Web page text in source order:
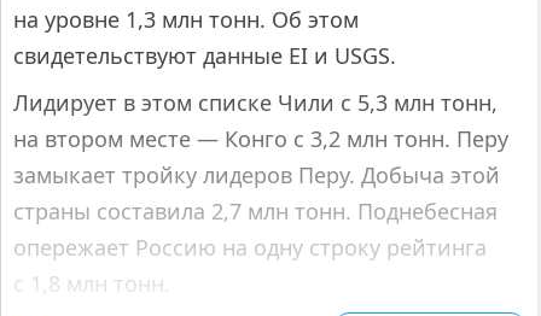
на уровне 1,3 млн тонн. Об этом
свидетельствуют данные EI и USGS.
Лидирует в этом списке Чили с 5,3 млн тонн,
на втором месте — Конго с 3,2 млн тонн. Перу
замыкает тройку лидеров Перу. Добыча этой
страны составила 2,7 млн тонн. Поднебесная
опережает Россию на одну строку рейтинга
с 1,8 млн тонн.